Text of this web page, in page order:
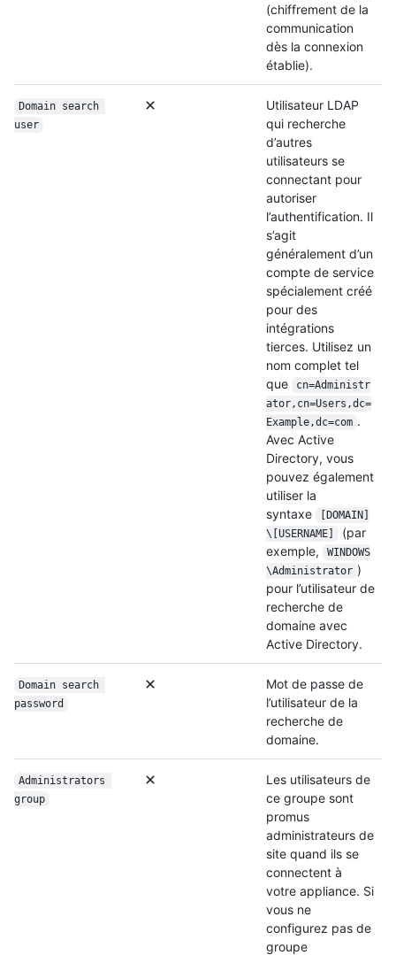
(chiffrement de la
communication
dès la connexion
établie).
Domain search
user
Utilisateur LDAP
qui recherche
d’autres
utilisateurs se
connectant pour
autoriser
l’authentification. Il
s’agit
généralement d’un
compte de service
spécialement créé
pour des
intégrations
tierces. Utilisez un
nom complet tel
que
cn=Administr
ator,cn=Users,dc=
Example,dc=com .
Avec Active
Directory, vous
pouvez également
utiliser la
syntaxe
[DOMAIN]
\[USERNAME]
(par
exemple,
WINDOWS
\Administrator )
pour l’utilisateur de
recherche de
domaine avec
Active Directory.
Domain search
password
Mot de passe de
l’utilisateur de la
recherche de
domaine.
Administrators
group
Les utilisateurs de
ce groupe sont
promus
administrateurs de
site quand ils se
connectent à
votre appliance. Si
vous ne
configurez pas de
groupe